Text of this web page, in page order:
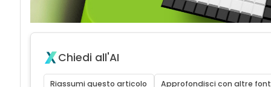
Chiedi all'AI
Riassumi questo articolo Approfondisci con altre